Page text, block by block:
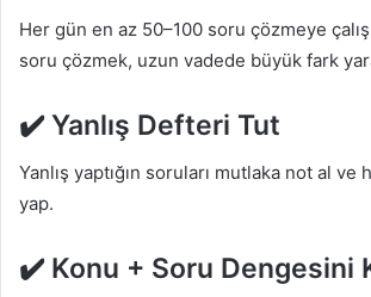
Her gün en az 50–100 soru çözmeye
soru çözmek, uzun vadede büyük fark
✔️ Yanlış Defteri Tut
Yanlış yaptığın soruları mutlaka not al ve
yap.
✔️ Konu + Soru Dengesini